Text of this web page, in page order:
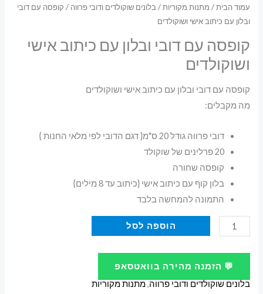
עמוד הבית/ מתנות מקוריות/ בלונים שוקולדים ודובי פרווה / קופסה עם דובי
ובלון עם כיתוב אישי ושוקולדים
קופסה עם דובי ובלון עם כיתוב אישי
ושוקולדים
קופסה עם דובי ובלון עם כיתוב אישי ושוקולדים
מה מקבלים:
דובי פרווה גודל 20 ס"מ{ דגם הדובי לפי מלאי החנות }
20 פרלינים של שוקולד
קופסה שחורה
בלון קוף עם כיתוב אישי {כיתוב עד 8 מילים}
התמונה להמחשה בלבד
כמות
של
קופסה
דובי
הוספה לסל
💬 הזמנה מהירה בוואטסאפ
בלונים שוקולדים ודובי פרווה,מתנות מקוריות